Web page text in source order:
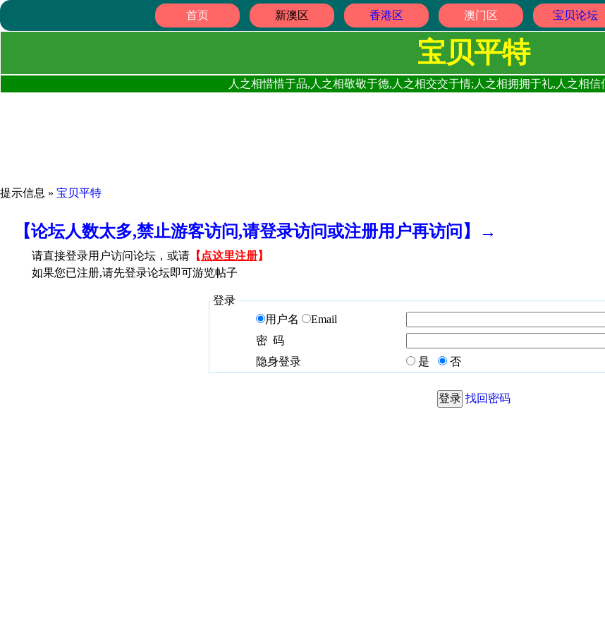
首页 新澳区 香港区 澳门区 宝贝论坛
宝贝平特
人之相惜惜于品,人之相敬敬于德,人之相交交于情;人之相拥拥于礼,人之相
提示信息 » 宝贝平特
【论坛人数太多,禁止游客访问,请登录访问或注册用户再访问】→
请直接登录用户访问论坛，或请 【 点这里注册】
如果您已注册,请先登录论坛即可游览帖子
登录
用户名
Email
密 码
隐身登录
是 否
找回密码